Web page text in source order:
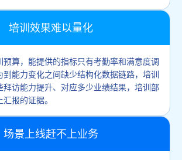
培训效果难以量化
预算，能提供的指标只有考勤率和满意度调
到能力变化之间缺少结构化数据链路，培训
拜访能力提升、对应多少业绩结果，培训部
报的证据。
场景上线赶不上业务